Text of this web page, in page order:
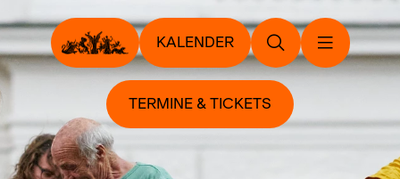
KALENDER
TERMINE & TICKETS